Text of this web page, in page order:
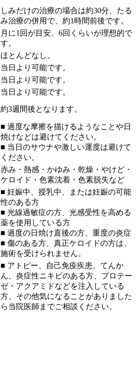
しみだけの治療の場合は約30分、たる
み治療の併用で、約1時間前後です。
月に1回が目安、6回くらいが理想的で
す。
ほとんどなし。
当日より可能です。
当日より可能です。
当日より可能です。
約3週間後となります。
■ 過度な摩擦を描けるようなことや日
焼けなどは避けてください。
■ 当日のサウナや激しい運度は避けて
ください。
赤み・熱感・かゆみ・乾燥・やけど・
ケロイド・色素沈着・色素脱失など
■ 妊娠中、授乳中、または妊娠の可能
性のある方
■ 光線過敏症の方、光感受性を高める
薬を使用している方
■ 過度の日焼け直後の方、重度の炎症
■ 傷のある方、真正ケロイドの方は、
施術を受けられません。
■ アトピー、自己免疫疾患、てんか
ん、炎症性ニキビのある方、プロテー
ゼ・アクアミドなどを注入している
方、その他気になることがありました
ら当院医師までご相談ください。